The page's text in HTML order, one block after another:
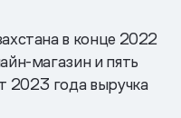
в конце 2022
магазин и пять
2023 года выручка